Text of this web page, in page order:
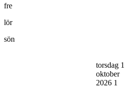
fre
lör
sön
torsdag 1
oktober
2026 1